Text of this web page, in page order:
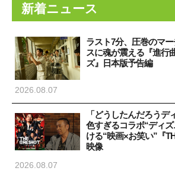
新着ニュース
ラスト7分、圧巻のマ
スに魂が震える『進行
ズ』日本版予告編
2026.08.07
「どうしたんだろうデ
色すぎるコラボ“ディ
ける“映画×お笑い”『
映像
2026.08.07